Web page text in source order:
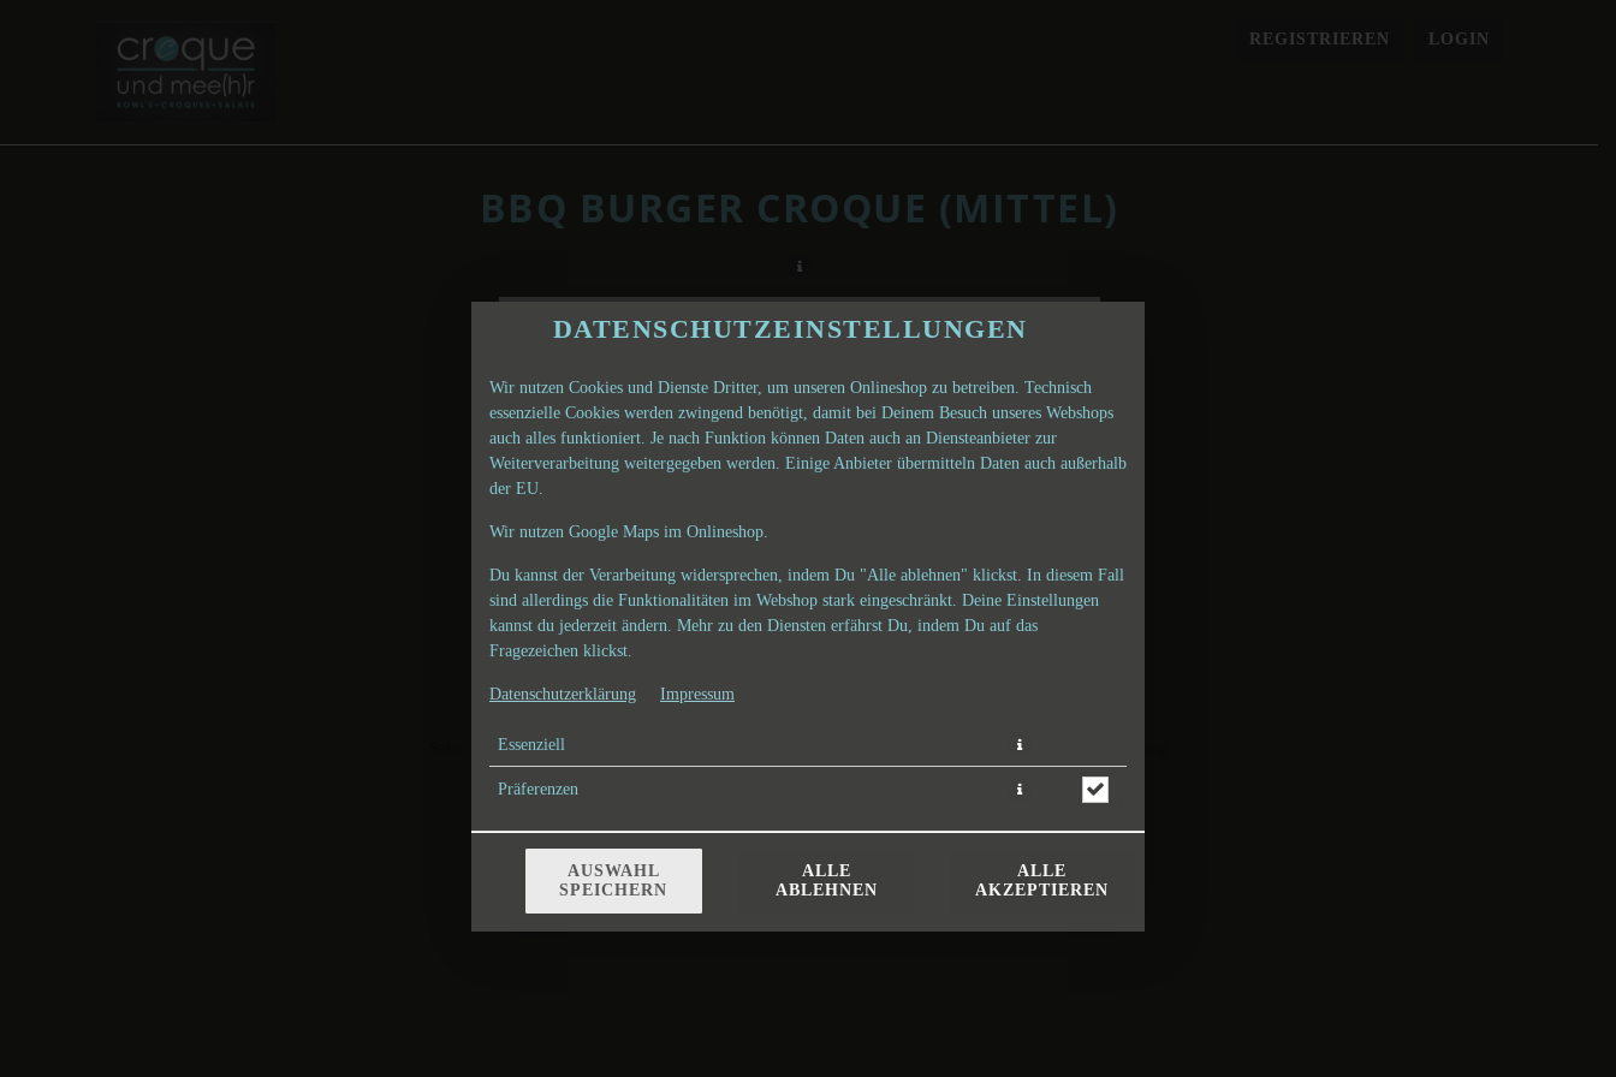
REGISTRIEREN LOGIN
BBQ BURGER CROQUE (MITTEL)
Salat, Weißkraut, Chester Käse , Dänische Gurken, Rindfleisch, Tomate, Zwiebel, BBQ Sauce, Hausdressing
* Die Preise können nach Auswahl des Stores variieren.
DATENSCHUTZEINSTELLUNGEN
Wir nutzen Cookies und Dienste Dritter, um unseren Onlineshop zu betreiben. Technisch
essenzielle Cookies werden zwingend benötigt, damit bei Deinem Besuch unseres Webshops
auch alles funktioniert. Je nach Funktion können Daten auch an Diensteanbieter zur
Weiterverarbeitung weitergegeben werden. Einige Anbieter übermitteln Daten auch außerhalb
der EU.
Wir nutzen Google Maps im Onlineshop.
Du kannst der Verarbeitung widersprechen, indem Du "Alle ablehnen" klickst. In diesem Fall
sind allerdings die Funktionalitäten im Webshop stark eingeschränkt. Deine Einstellungen
kannst du jederzeit ändern. Mehr zu den Diensten erfährst Du, indem Du auf das
Fragezeichen klickst.
Datenschutzerklärung Impressum
Essenziell
Präferenzen
AUSWAHL
SPEICHERN
ALLE
ABLEHNEN
ALLE
AKZEPTIEREN